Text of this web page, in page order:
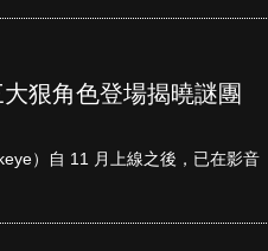
狠角色登場揭曉謎團
）自 11 月上線之後，已在影音